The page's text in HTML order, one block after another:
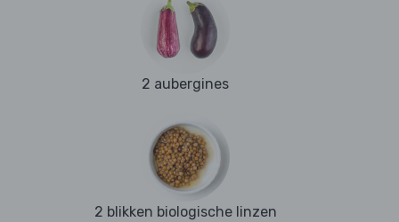
2 aubergines
2 blikken biologische linzen